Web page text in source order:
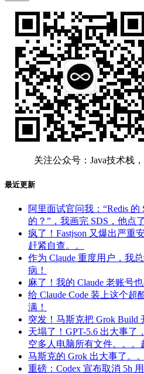
关注公众号：Java技术栈
最近更新
阿里面试官问我：“Redis
的？”，我画完 SDS，他
疯了！Fastjson 又爆出严重
赶紧自查。。
作为 Claude 重度用户，我
病！
麻了！我的 Claude 老账号
给 Claude Code 装上这个
满！
突发！马斯克把 Grok Build
天塌了！GPT-5.6 出大事了
空多人电脑所有文件。。。
马斯克的 Grok 出大事了。。
重磅：Codex 宣布取消 5h